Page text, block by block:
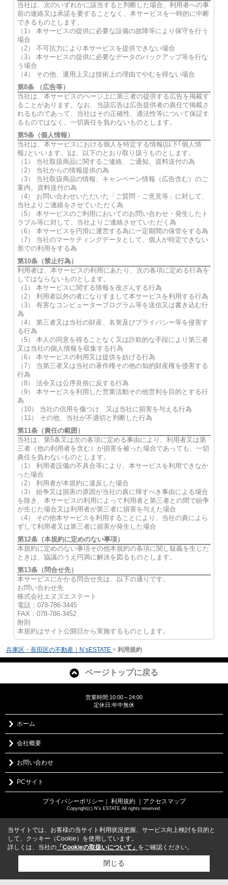
当社は、次のいずれかに該当すると判断した場合、利用者への事
前の連絡又は承諾を要することなく、本サービスを一時的に中断
できるものとします。
（1） 本サービスの提供に必要な設備の故障等により保守を行う
場合
（2） 不可抗力により本サービスを提供できない場合
（3） 本サービスの提供に必要なデータのバックアップ等を行な
う場合
（4） その他、運用上又は技術上の理由でやむを得ない場合
第8条 （広告等）
当社は、本サービスのページ上に第三者の提供する広告を掲載す
ることがあります。なお、当該広告は広告提供者の責任で掲載さ
れるものであって、当社はその正確性、適法性等について保証す
るものではなく、一切責任を負わないものとします。
第9条（個人情報）
当社は、本サービスにおける個人を特定する情報(以下｢個人情
報｣といいます。)は、以下のとおり取り扱うものとします。
（1） 当社取扱商品に関するご連絡、ご通知、資料送付の為
（2） 当社からの情報提供の為
（3） 当社取扱商品の情報、キャンペーン情報（広告含む）のご
案内、資料送付の為
（4） お問い合わせいただいた「ご質問・ご意見等」に対して、
当社よりご連絡をさせていただく為
（5） 本サービスのご利用においてのお問い合わせ・発生したト
ラブル等に対して、当社よりご連絡させていただく為
（6） 本サービスを円滑に運営する為に一定期間の保管をする為
（7） 当社のマーケティングデータとして、個人が特定できない
形での利用をする為
第10条（禁止行為）
利用者は、本サービスの利用にあたり、次の各項に定める行為を
してはならないものとします。
（1） 本サービスに関する情報を改ざんする行為
（2） 利用者以外の者になりすまして本サービスを利用する行為
（3） 有害なコンピュータープログラム等を送信又は書き込む行
為
（4） 第三者又は当社の財産、名誉及びプライバシー等を侵害す
る行為
（5） 本人の同意を得ることなく又は詐欺的な手段により第三者
又は当社の個人情報を収集する行為
（6） 本サービスの利用又は提供を妨げる行為
（7） 当第三者又は当社の著作権その他の知的財産権を侵害する
行為
（8） 法令又は公序良俗に反する行為
（9） 本サービスを利用した営業活動その他営利を目的とする行
為
（10） 当社の信用を傷つけ、又は当社に損害を与える行為
（11） その他、当社が不適切と判断した行為
第11条（責任の範囲）
当社は、第5条又は次の各項に定める事由により、利用者又は第
三者（他の利用者を含む）が損害を被った場合であっても、一切
責任を負わないものとします。
（1） 利用者設備の不具合等により、本サービスを利用できなか
った場合
（2） 利用者が本規約に違反した場合
（3） 紛争又は損害の原因が当社の責に帰すべき事由による場合
を除き、本サービスの利用によって利用者と第三者との間で紛争
が生じた場合又は利用者が第三者に損害を与えた場合
（4） その他本サービスを利用することにより、当社の責によら
ずして利用者又は第三者に損害が発生した場合
第12条（本規約に定めのない事項）
本規約に定めのない事項その他本規約の条項に関し疑義を生じた
ときは、協議のうえ円満に解決を図るものとします。
第13条（問合せ先）
本サービスにかかる問合せ先は、以下の通りです。
お問い合わせ先
株式会社エヌズエステート
電話：078-786-3445
FAX：078-786-3452
附則
本規約はサイト公開日から実施するものとします。
兵庫区・長田区の不動産｜N’sESTATE > 利用規約
ページトップに戻る
営業時間:10:00～24:00
定休日:年中無休
ホーム
会社概要
お問い合わせ
PCサイト
プライバシーポリシー ｜ 利用規約 ｜アクセスマップ
Copyright(c) N's ESTATE All rights reserved.
当サイトでは、お客様の当サイト利用状況把握、サービス向上検討を目的と
して、クッキー（Cookie）を使用しています。
詳しくは、当社の 「Cookieの取扱いについて」 をご確認ください。
閉じる